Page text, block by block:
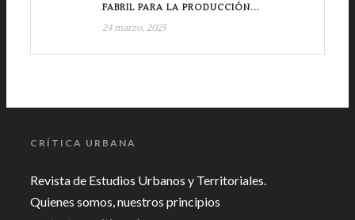
FABRIL PARA LA PRODUCCIÓN...
24 marzo, 2025
CRÍTICA URBANA
Revista de Estudios Urbanos y Territoriales.
Quienes somos, nuestros principios